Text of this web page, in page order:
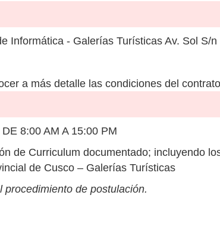
Informática - Galerías Turísticas Av. Sol S/n
a más detalle las condiciones del
8:00 AM A 15:00 PM
de Curriculum documentado; incluyendo
de Cusco – Galerías Turísticas
de postulación.